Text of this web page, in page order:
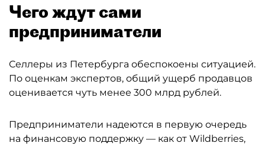
Чего ждут сами
предприниматели
Селлеры из Петербурга обеспокоены ситуацией.
По оценкам экспертов, общий ущерб продавцов
оценивается чуть менее 300 млрд рублей.
Предприниматели надеются в первую очередь
на финансовую поддержку — как от Wildberries,